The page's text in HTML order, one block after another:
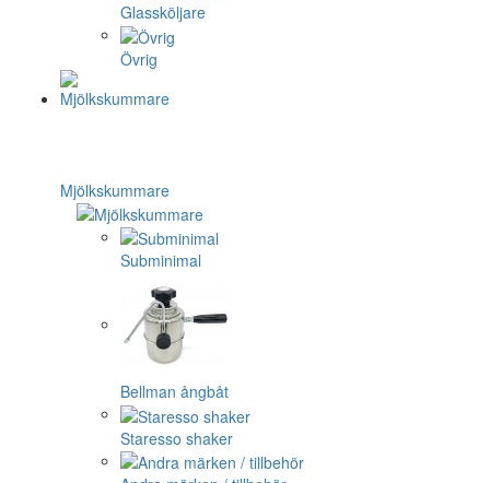
Glassköljare
Övrig
Mjölkskummare
Subminimal
Bellman ångbåt
Staresso shaker